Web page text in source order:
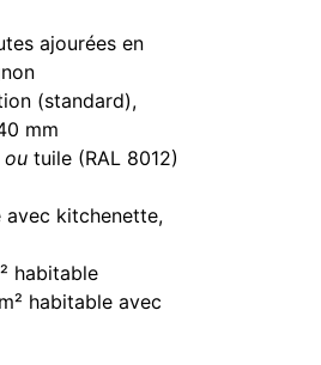
€TTC
PLAT
ajourées en
(standard),
mm
outuile (RAL 8012)
avec kitchenette,
habitable
habitable avec